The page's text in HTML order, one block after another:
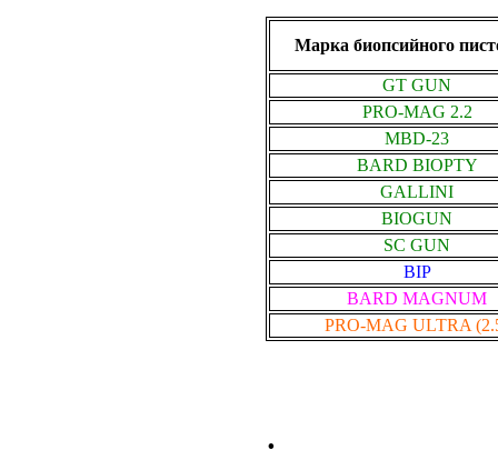
Марка биопсийного
GT GUN
PRO-MAG 2.2
MBD-23
BARD BIOPTY
GALLINI
BIOGUN
SC GUN
BIP
BARD MAGNUM
PRO-MAG ULTRA
.